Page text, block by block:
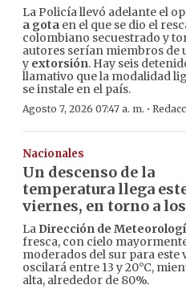
La Policía llevó adelante el
a gota en el que se dio el
colombiano secuestrado y
autores serían miembros de
y extorsión. Hay seis
llamativo que la modalidad
se instale en el país.
Agosto 7, 2026 07:47 a. m. ·
Nacionales
Un descenso de la
temperatura llega
viernes, en torno a los
La Dirección de
fresca, con cielo
moderados del sur para
oscilará entre 13 y 20°C,
alta, alrededor de 80%.